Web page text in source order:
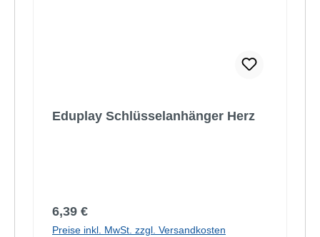
Eduplay Schlüsselanhänger Herz
Regulärer Preis:
6,39 €
Preise inkl. MwSt. zzgl. Versandkosten